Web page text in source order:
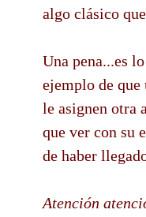
algo clásico
Una pena...es
ejemplo de
le asignen otra
que ver con su
de haber
Atención